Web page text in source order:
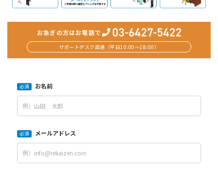
お急ぎの方はお電話で
サポートデスク直通（平日10:00〜18:00）
必須 お名前
必須 メールアドレス